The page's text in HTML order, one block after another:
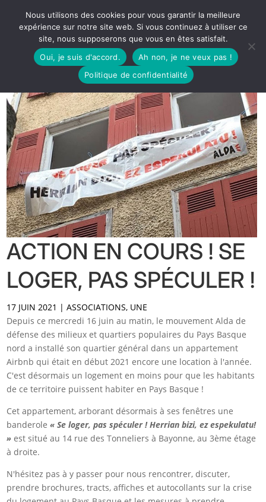
ACTION EN COURS ! SE
LOGER, PAS SPÉCULER !
17 JUIN 2021 |ASSOCIATIONS, UNE
Depuis ce mercredi 16 juin au matin, le mouvement Alda de
défense des milieux et quartiers populaires du Pays Basque
nord a installé son quartier général dans un appartement
Airbnb qui était en début 2021 encore une location à l'année.
C'est désormais un logement en moins pour que les habitants
de ce territoire puissent habiter en Pays Basque !
Cet appartement, arborant désormais à ses fenêtres une
banderole « Se loger, pas spéculer ! Herrian bizi, ez espekulatu!
»est situé au 14 rue des Tonneliers à Bayonne, au 3ème étage
à droite.
N'hésitez pas à y passer pour nous rencontrer, discuter,
prendre brochures, tracts, affiches et autocollants sur la crise
Nous utilisons des cookies pour vous garantir la meilleure
expérience sur notre site web. Si vous continuez à utiliser ce
site, nous supposerons que vous en êtes satisfait.
Oui, je suis d'accord.
Ah non, je ne veux pas !
Politique de confidentialité